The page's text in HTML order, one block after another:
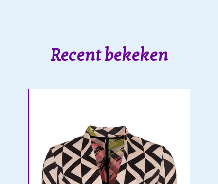
Recent bekeken